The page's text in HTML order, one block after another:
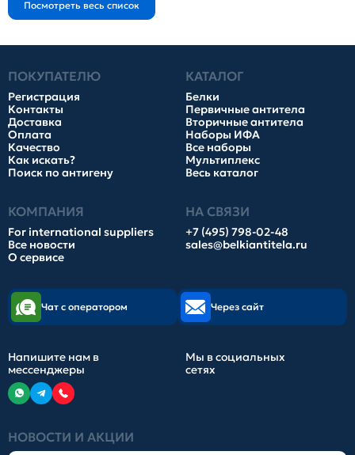
ПОКУПАТЕЛЮ
Регистрация
Контакты
Доставка
Оплата
Качество
Как искать?
Поиск по антигену
КАТАЛОГ
Белки
Первичные антитела
Вторичные антитела
Наборы ИФА
Все наборы
Мультиплекс
Весь каталог
КОМПАНИЯ
For international suppliers
Все новости
О сервисе
НА СВЯЗИ
+7 (495) 798-02-48
sales@belkiantitela.ru
НОВОСТИ И АКЦИИ
Чат с оператором Через сайт
Напишите нам в
мессенджеры
Мы в социальных
сетях